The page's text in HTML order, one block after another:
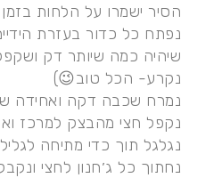
הסיר ישמרו על הלחות בזמן
נפתח כל כדור בעזרת
שיהיה כמה שיותר דק
נקרע- הכל טוב😉)
נמרח שכבה דקה ואחידה
נקפל חצי מהבצק למרכז
נגלגל תוך כדי מתיחה
נחתוך כל ג׳חנון לחצי